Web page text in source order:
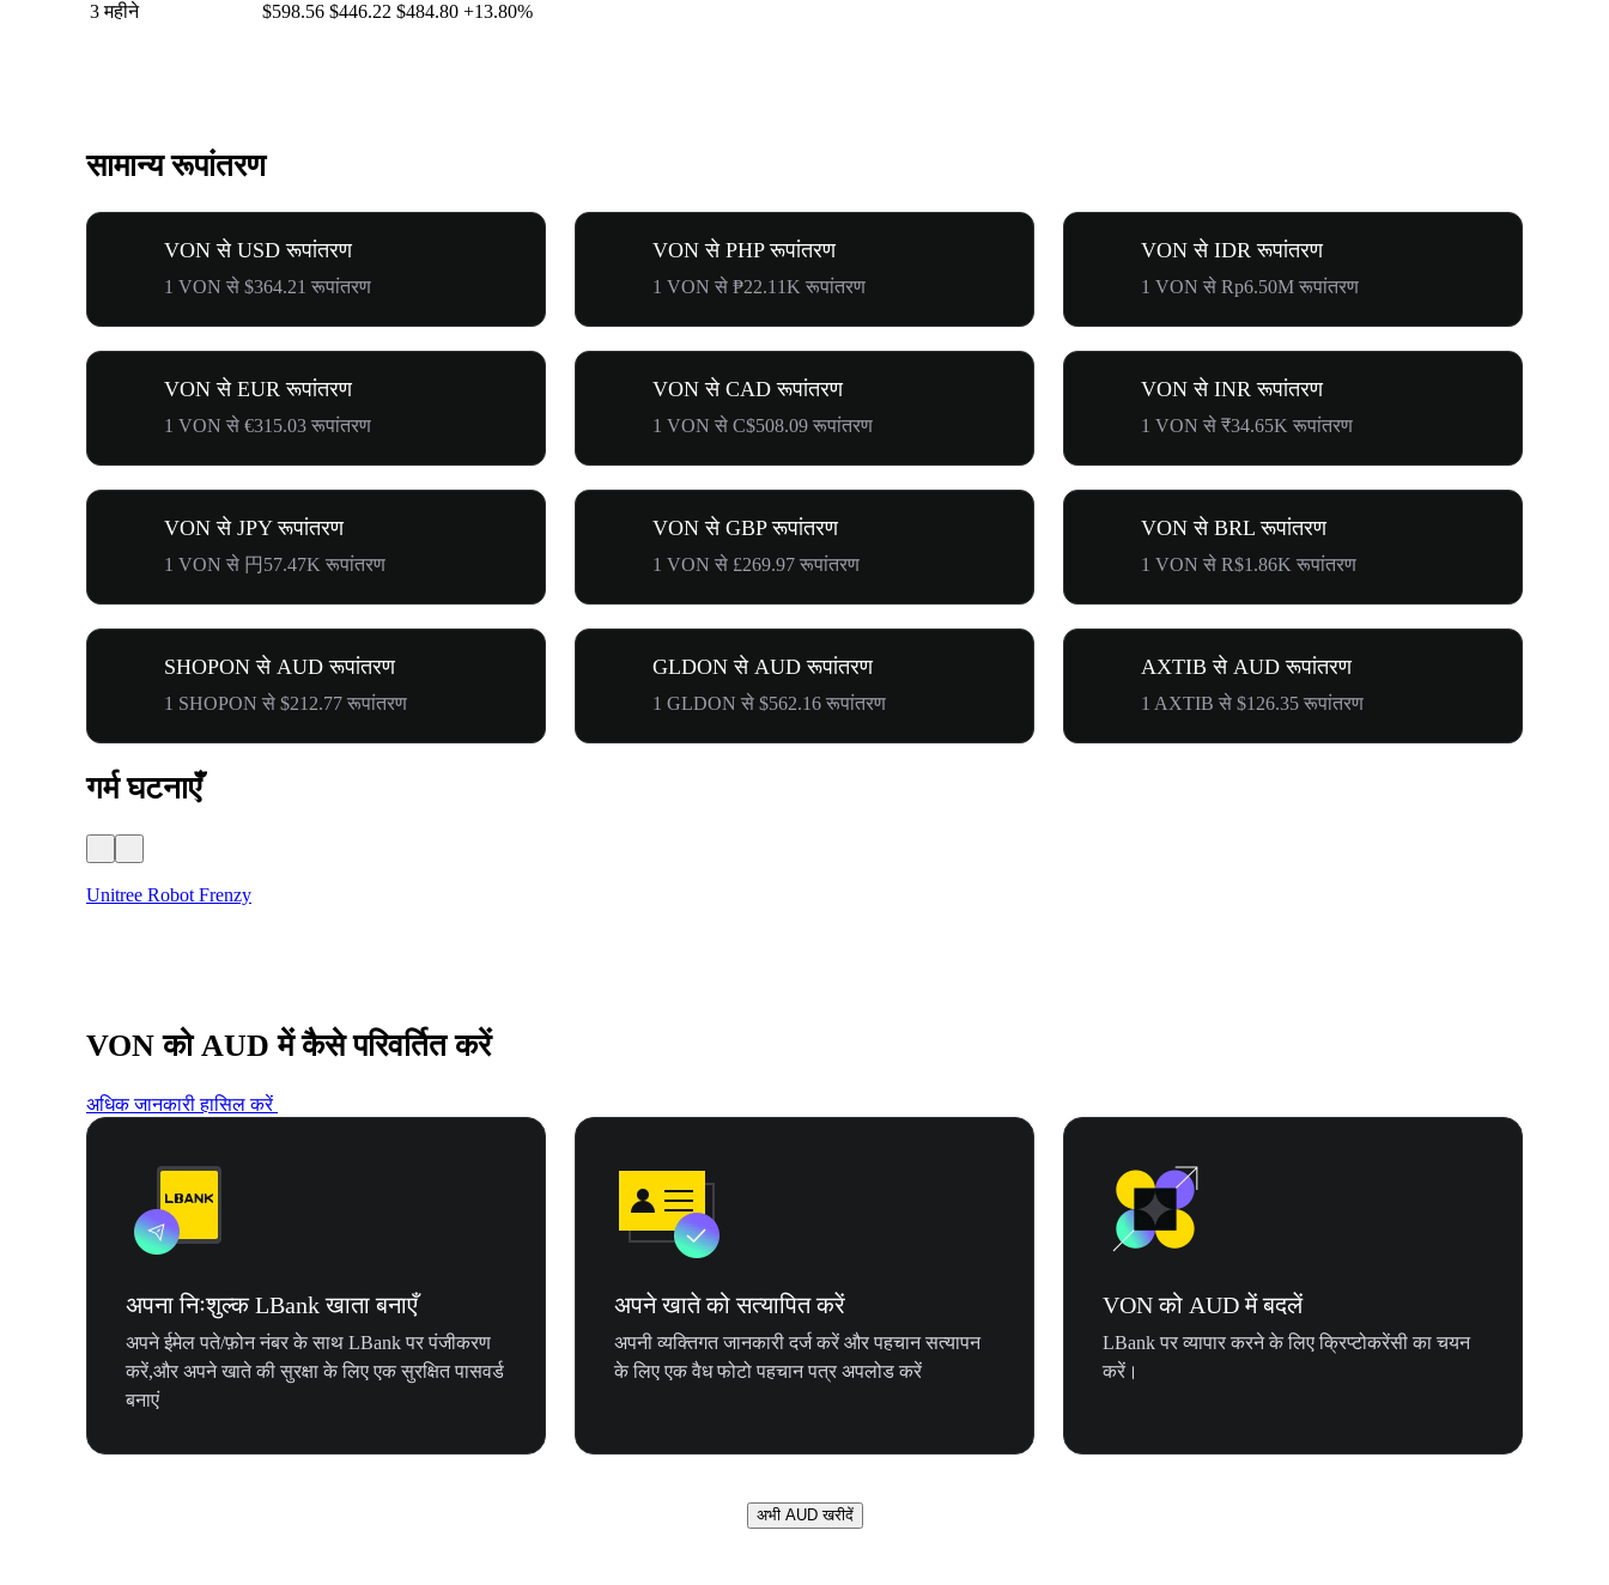
3 महीने
$598.56 $446.22 $484.80 +13.80%
सामान्य रूपांतरण
VON से USD रूपांतरण
1 VON से $364.21 रूपांतरण
VON से PHP रूपांतरण
1 VON से ₱22.11K रूपांतरण
VON से IDR रूपांतरण
1 VON से Rp6.50M रूपांतरण
VON से EUR रूपांतरण
1 VON से €315.03 रूपांतरण
VON से CAD रूपांतरण
1 VON से C$508.09 रूपांतरण
VON से INR रूपांतरण
1 VON से ₹34.65K रूपांतरण
VON से JPY रूपांतरण
1 VON से 円57.47K रूपांतरण
VON से GBP रूपांतरण
1 VON से £269.97 रूपांतरण
VON से BRL रूपांतरण
1 VON से R$1.86K रूपांतरण
SHOPON से AUD रूपांतरण
1 SHOPON से $212.77 रूपांतरण
GLDON से AUD रूपांतरण
1 GLDON से $562.16 रूपांतरण
AXTIB से AUD रूपांतरण
1 AXTIB से $126.35 रूपांतरण
गर्म घटनाएँ
Unitree Robot Frenzy
VON को AUD में कैसे परिवर्तित करें
अधिक जानकारी हासिल करें
अपना निःशुल्क LBank खाता बनाएँ
अपने ईमेल पते/फ़ोन नंबर के साथ LBank पर पंजीकरण
करें,और अपने खाते की सुरक्षा के लिए एक सुरक्षित पासवर्ड
बनाएं
अपने खाते को सत्यापित करें
अपनी व्यक्तिगत जानकारी दर्ज करें और पहचान सत्यापन
के लिए एक वैध फोटो पहचान पत्र अपलोड करें
VON को AUD में बदलें
LBank पर व्यापार करने के लिए क्रिप्टोकरेंसी का चयन
करें।
अभी AUD खरीदें